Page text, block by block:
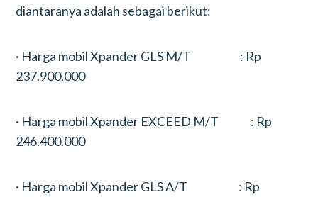
diantaranya adalah sebagai berikut:
· Harga mobil Xpander GLS M/T : Rp
237.900.000
· Harga mobil Xpander EXCEED M/T : Rp
246.400.000
· Harga mobil Xpander GLS A/T : Rp